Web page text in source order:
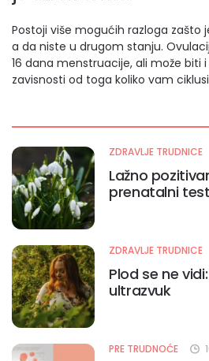
Postoji više mogućih razloga zašto
a da niste u drugom stanju.
16 dana menstruacije, ali može biti i
zavisnosti od toga koliko vam
ZDRAVLJE TRUDNICE
Lažno
prenatalni test
ZDRAVLJE TRUDNICE
Plod se ne
ultrazvuk
PRE TRUDNOĆE